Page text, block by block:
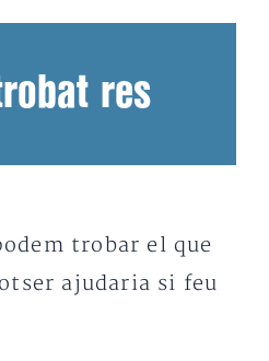
res
trobar el que
ajudaria si feu